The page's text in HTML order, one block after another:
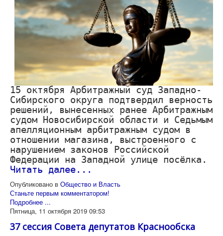
15 октября Арбитражный суд Западно-
Сибирского округа подтвердил верность
решений, вынесенных ранее Арбитражным
судом Новосибирской области и Седьмым
апелляционным арбитражным судом в
отношении магазина, выстроенного с
нарушением законов Российской
Федерации на Западной улице посёлка.
Читать далее...
Опубликовано в Общество и Власть
Станьте первым комментатором!
Подробнее ...
Пятница, 11 октября 2019 09:53
37 сессия Совета депутатов Краснообска